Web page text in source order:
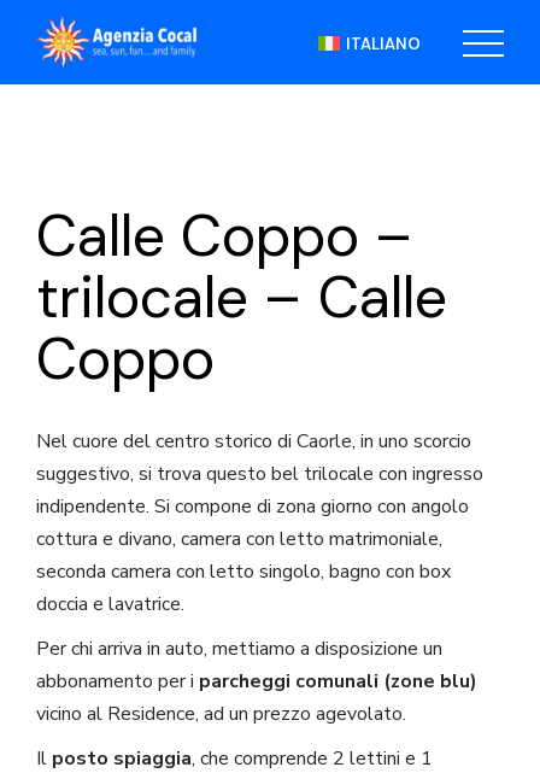
content
ITALIANO
Calle Coppo –
trilocale – Calle
Coppo
Nel cuore del centro storico di Caorle, in uno scorcio
suggestivo, si trova questo bel trilocale con ingresso
indipendente. Si compone di zona giorno con angolo
cottura e divano, camera con letto matrimoniale,
seconda camera con letto singolo, bagno con box
doccia e lavatrice.
Per chi arriva in auto, mettiamo a disposizione un
abbonamento per i parcheggi comunali (zone blu)
vicino al Residence, ad un prezzo agevolato.
Il posto spiaggia, che comprende 2 lettini e 1